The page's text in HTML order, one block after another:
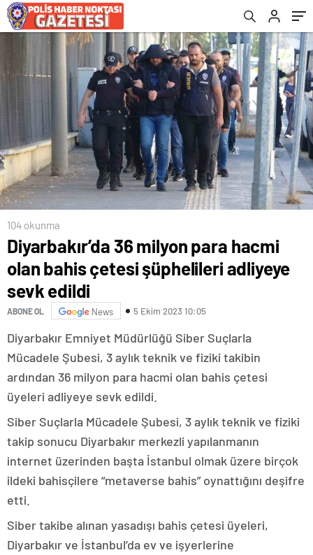
104 okunma
Diyarbakır’da 36 milyon para hacmi
olan bahis çetesi şüphelileri adliyeye
sevk edildi
ABONE OL News 5 Ekim 2023 10:05
Diyarbakır Emniyet Müdürlüğü Siber Suçlarla
Mücadele Şubesi, 3 aylık teknik ve fiziki takibin
ardından 36 milyon para hacmi olan bahis çetesi
üyeleri adliyeye sevk edildi.
Siber Suçlarla Mücadele Şubesi, 3 aylık teknik ve fiziki
takip sonucu Diyarbakır merkezli yapılanmanın
internet üzerinden başta İstanbul olmak üzere birçok
ildeki bahisçilere “metaverse bahis” oynattığını deşifre
etti.
Siber takibe alınan yasadışı bahis çetesi üyeleri,
Diyarbakır ve İstanbul’da ev ve işyerlerine
gözaltı